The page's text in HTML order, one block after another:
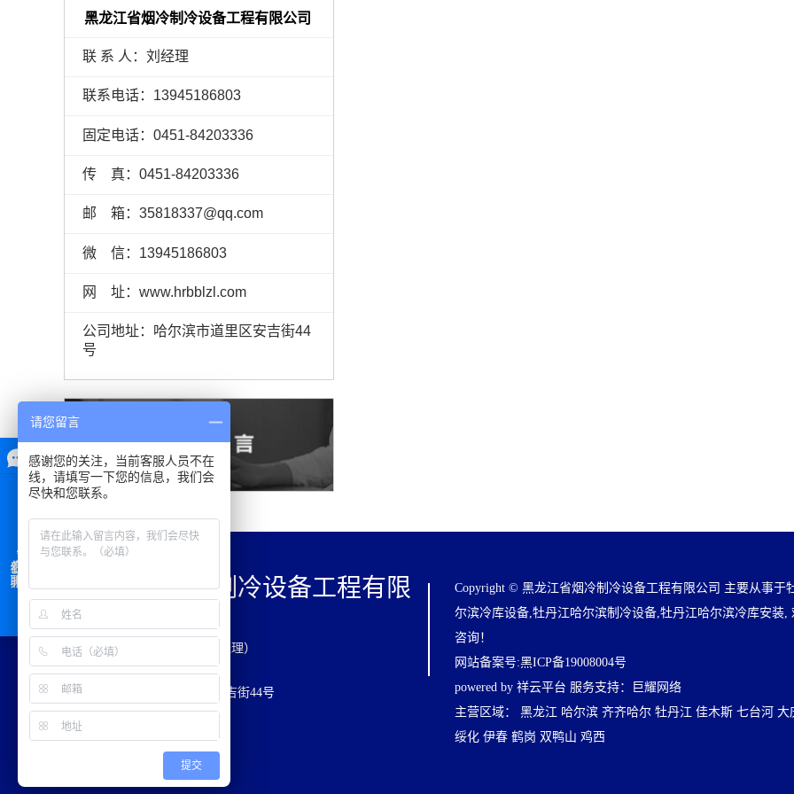
黑龙江省烟冷制冷设备工程有限公司
联 系 人：刘经理
联系电话：13945186803
固定电话：0451-84203336
传 真：0451-84203336
邮 箱：35818337@qq.com
微 信：13945186803
网 址：www.hrbblzl.com
公司地址：哈尔滨市道里区安吉街44
号
黑龙江省烟冷制冷设备工程有限
公司
联系电话：13945186803（刘经理）
固定电话：0451-84203336
公司地址：哈尔滨市道里区安吉街44号
Copyright © 黑龙江省烟冷制冷设备工程有限公司 主要从事于
尔滨冷库设备,牡丹江哈尔滨制冷设备,牡丹江哈尔滨冷库安装,
咨询！
网站备案号:黑ICP备19008004号
powered by 祥云平台 服务支持：
巨耀网络
主营区域： 黑龙江 哈尔滨 齐齐哈尔 牡丹江 佳木斯 七台河 大
绥化 伊春 鹤岗 双鸭山 鸡西
请您留言
感谢您的关注，当前客服人员不在
线，请填写一下您的信息，我们会
尽快和您联系。
提交